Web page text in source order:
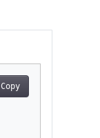
Copy